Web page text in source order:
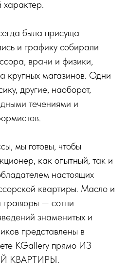
характер.
была присуща
и графику собирали
врачи и физики,
крупных магазинов. Одни
другие, наоборот,
течениями и
мы готовы, чтобы
как опытный, так и
настоящих
квартиры. Масло и
гравюры — сотни
знаменитых и
представлены в
KGallery прямо ИЗ
КВАРТИРЫ.